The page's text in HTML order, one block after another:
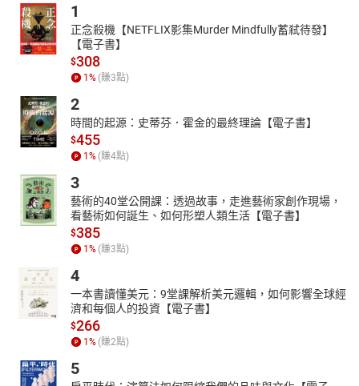
1
正念殺機【NETFLIX影集Murder Mindfully蓄弒待發】
【電子書】
$308
1 % (賺3點)
2
時間的起源：史蒂芬．霍金的最終理論【電子書】
$455
1 % (賺4點)
3
藝術的40堂公開課：透過故事，走進藝術家創作現場，
看藝術如何誕生、如何形塑人類生活【電子書】
$385
1 % (賺3點)
4
一本書讀懂美元：9堂課解析美元邏輯，如何影響全球經
濟和每個人的投資【電子書】
$266
1 % (賺2點)
5